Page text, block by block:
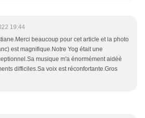
19:44
beaucoup pour cet article et la photo
est magnifique.Notre Yog était une
musique m'a énormément aidéé
difficiles.Sa voix est réconfortante.Gros